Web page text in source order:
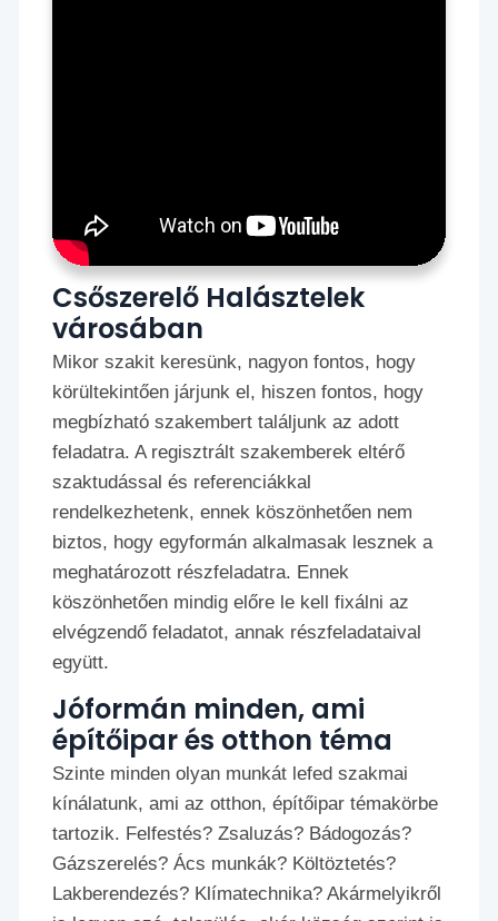
Csőszerelő Halásztelek
városában
Mikor szakit keresünk, nagyon fontos, hogy
körültekintően járjunk el, hiszen fontos, hogy
megbízható szakembert találjunk az adott
feladatra. A regisztrált szakemberek eltérő
szaktudással és referenciákkal
rendelkezhetenk, ennek köszönhetően nem
biztos, hogy egyformán alkalmasak lesznek a
meghatározott részfeladatra. Ennek
köszönhetően mindig előre le kell fixálni az
elvégzendő feladatot, annak részfeladataival
együtt.
Jóformán minden, ami
építőipar és otthon téma
Szinte minden olyan munkát lefed szakmai
kínálatunk, ami az otthon, építőipar témakörbe
tartozik. Felfestés? Zsaluzás? Bádogozás?
Gázszerelés? Ács munkák? Költöztetés?
Lakberendezés? Klímatechnika? Akármelyikről